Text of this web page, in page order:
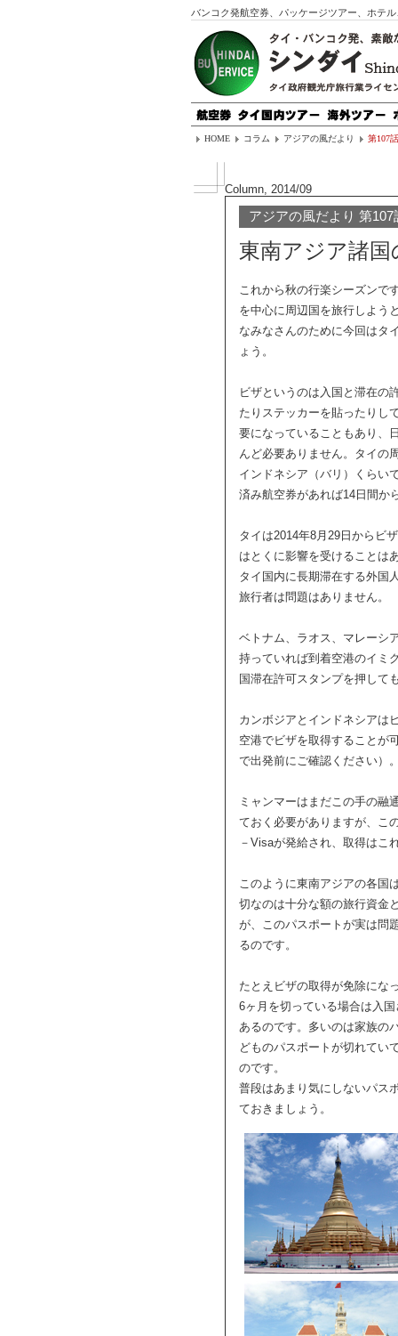
バンコク発航空券、パッケージツアー、ホテ
HOME コラム アジアの風だより 第107話
Column, 2014/09
アジアの風だより 第107
東南アジア諸
これから秋の行楽シーズンで
を中心に周辺国を旅行しよう
なみなさんのために今回はタ
ょう。
ビザというのは入国と滞在の
たりステッカーを貼ったりし
要になっていることもあり、
んど必要ありません。タイの
インドネシア（バリ）くらい
済み航空券があれば14日間か
タイは2014年8月29日からビ
はとくに影響を受けることは
タイ国内に長期滞在する外国
旅行者は問題はありません。
ベトナム、ラオス、マレーシ
持っていれば到着空港のイミ
国滞在許可スタンプを押して
カンボジアとインドネシアは
空港でビザを取得することが
で出発前にご確認ください）
ミャンマーはまだこの手の融
ておく必要がありますが、こ
－Visaが発給され、取得はこ
このように東南アジアの各国
切なのは十分な額の旅行資金
が、このパスポートが実は問
るのです。
たとえビザの取得が免除にな
6ヶ月を切っている場合は入
あるのです。多いのは家族の
どものパスポートが切れてい
のです。
普段はあまり気にしないパス
ておきましょう。